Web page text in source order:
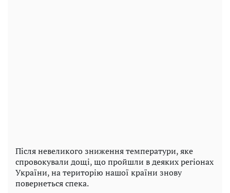
Після невеликого зниження температури, яке
спровокували дощі, що пройшли в деяких регіонах
України, на територію нашої країни знову
повернеться спека.